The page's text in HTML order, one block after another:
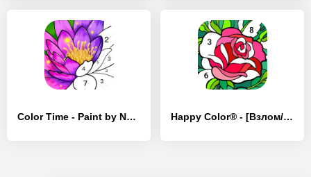
Color Time - Paint by Number - [Взлом/МОД Unlocked] Happy Color® - [Взлом/МОД Бесконечные деньги]